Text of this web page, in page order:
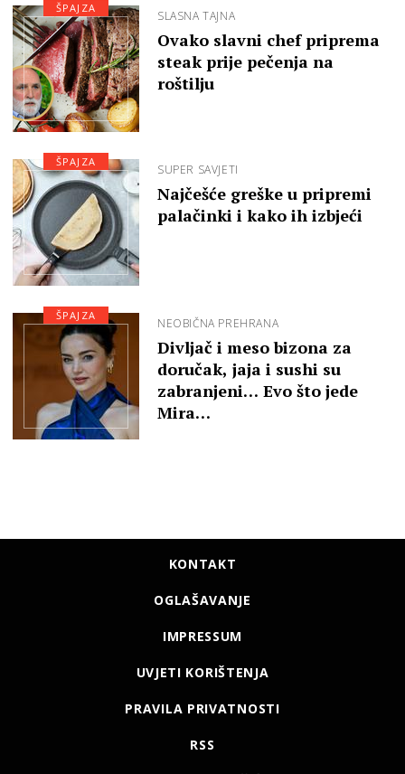
SLASNA TAJNA
Ovako slavni chef priprema
steak prije pečenja na
roštilju
ŠPAJZA
SUPER SAVJETI
Najčešće greške u pripremi
palačinki i kako ih izbjeći
ŠPAJZA
NEOBIČNA PREHRANA
Divljač i meso bizona za
doručak, jaja i sushi su
zabranjeni… Evo što jede
Mira…
ŠPAJZA
KONTAKT
OGLAŠAVANJE
IMPRESSUM
UVJETI KORIŠTENJA
PRAVILA PRIVATNOSTI
RSS